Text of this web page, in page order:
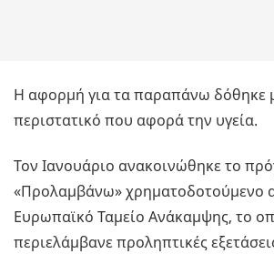
Η αφορμή για τα παραπάνω δόθηκε
περιστατικό που αφορά την υγεία.
Τον Ιανουάριο ανακοινώθηκε το
«Προλαμβάνω» χρηματοδοτούμενο
Ευρωπαϊκό Ταμείο Ανάκαμψης, το
περιελάμβανε προληπτικές